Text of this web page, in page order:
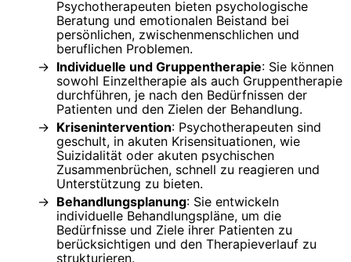
Psychotherapeuten bieten psychologische
Beratung und emotionalen Beistand bei
persönlichen, zwischenmenschlichen und
beruflichen Problemen.
Individuelle und Gruppentherapie: Sie können
sowohl Einzeltherapie als auch Gruppentherapie
durchführen, je nach den Bedürfnissen der
Patienten und den Zielen der Behandlung.
Krisenintervention: Psychotherapeuten sind
geschult, in akuten Krisensituationen, wie
Suizidalität oder akuten psychischen
Zusammenbrüchen, schnell zu reagieren und
Unterstützung zu bieten.
Behandlungsplanung: Sie entwickeln
individuelle Behandlungspläne, um die
Bedürfnisse und Ziele ihrer Patienten zu
berücksichtigen und den Therapieverlauf zu
strukturieren.